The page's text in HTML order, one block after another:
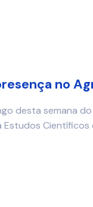
no
desta semana
Científicos